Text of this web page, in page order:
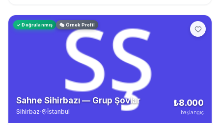
✓ Doğrulanmış 🎭 Örnek Profil
Sahne Sihirbazı — Grup Şovlar
Sihirbaz· İstanbul
₺8.000
başlangıç